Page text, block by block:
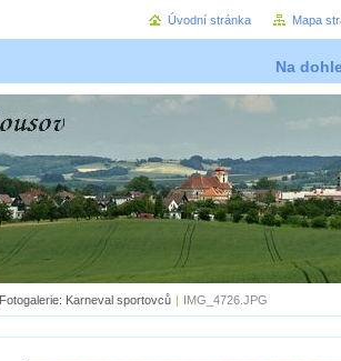
Na
Fotogalerie: Karneval sportovců | IMG_4726.JPG
Úvodní stránka Mapa